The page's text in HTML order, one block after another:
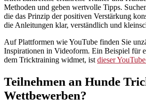
Methoden und geben wertvolle Tipps.
die das Prinzip der positiven Verstärkung
die Anleitungen klar, verständlich und
Auf Plattformen wie YouTube finden Sie
Inspirationen in Videoform. Ein Beispiel für
dem Tricktraining widmet, ist dieser
Teilnehmen an Hunde
Wettbewerben?